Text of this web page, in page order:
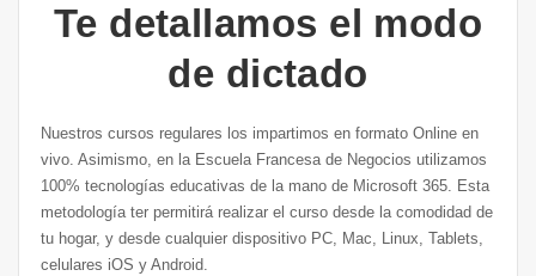
Te detallamos el modo
de dictado
Nuestros cursos regulares los impartimos en formato Online en
vivo. Asimismo, en la Escuela Francesa de Negocios utilizamos
100% tecnologías educativas de la mano de Microsoft 365. Esta
metodología ter permitirá realizar el curso desde la comodidad de
tu hogar, y desde cualquier dispositivo PC, Mac, Linux, Tablets,
celulares iOS y Android.